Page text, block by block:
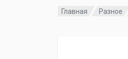
Главная Разное